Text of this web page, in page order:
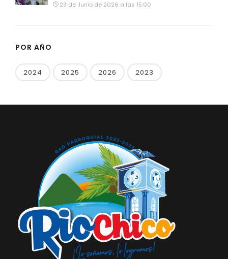
23 de Junio de 2026 a las 15:00
POR AÑO
2024 2025 2026 2023